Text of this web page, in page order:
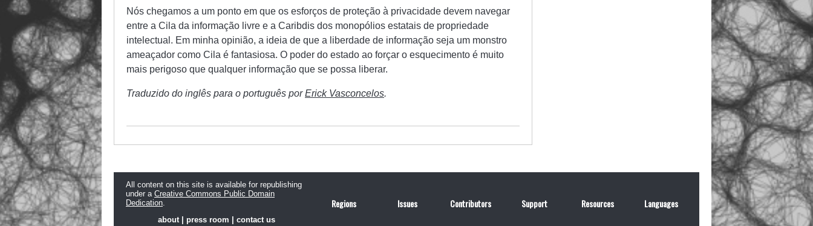
Nós chegamos a um ponto em que os esforços de proteção à privacidade devem navegar
entre a Cila da informação livre e a Caribdis dos monopólios estatais de propriedade
intelectual. Em minha opinião, a ideia de que a liberdade de informação seja um monstro
ameaçador como Cila é fantasiosa. O poder do estado ao forçar o esquecimento é muito
mais perigoso que qualquer informação que se possa liberar.
Traduzido do inglês para o português porErick Vasconcelos.
All content on this site is available for republishing
under a Creative Commons Public Domain
Dedication.
about| press room contact us
Regions Issues Contributors Support Resources Languages